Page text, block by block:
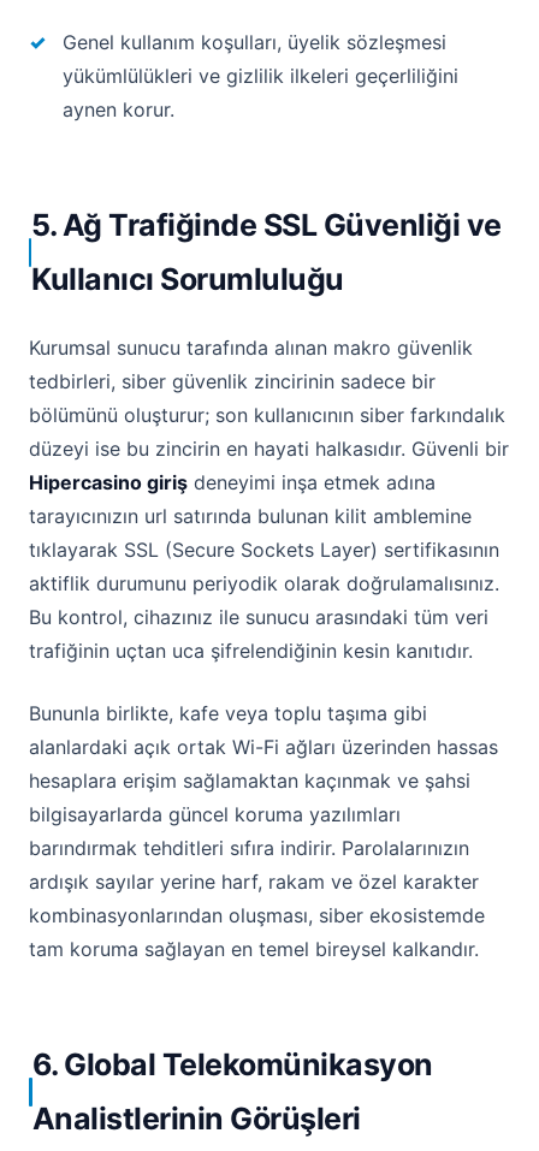
Genel kullanım koşulları, üyelik sözleşmesi
yükümlülükleri ve gizlilik ilkeleri geçerliliğini
aynen korur.
5. Ağ Trafiğinde SSL Güvenliği ve
Kullanıcı Sorumluluğu
Kurumsal sunucu tarafında alınan makro güvenlik
tedbirleri, siber güvenlik zincirinin sadece bir
bölümünü oluşturur; son kullanıcının siber farkındalık
düzeyi ise bu zincirin en hayati halkasıdır. Güvenli bir
Hipercasino giriş deneyimi inşa etmek adına
tarayıcınızın url satırında bulunan kilit amblemine
tıklayarak SSL (Secure Sockets Layer) sertifikasının
aktiflik durumunu periyodik olarak doğrulamalısınız.
Bu kontrol, cihazınız ile sunucu arasındaki tüm veri
trafiğinin uçtan uca şifrelendiğinin kesin kanıtıdır.
Bununla birlikte, kafe veya toplu taşıma gibi
alanlardaki açık ortak Wi-Fi ağları üzerinden hassas
hesaplara erişim sağlamaktan kaçınmak ve şahsi
bilgisayarlarda güncel koruma yazılımları
barındırmak tehditleri sıfıra indirir. Parolalarınızın
ardışık sayılar yerine harf, rakam ve özel karakter
kombinasyonlarından oluşması, siber ekosistemde
tam koruma sağlayan en temel bireysel kalkandır.
6. Global Telekomünikasyon
Analistlerinin Görüşleri